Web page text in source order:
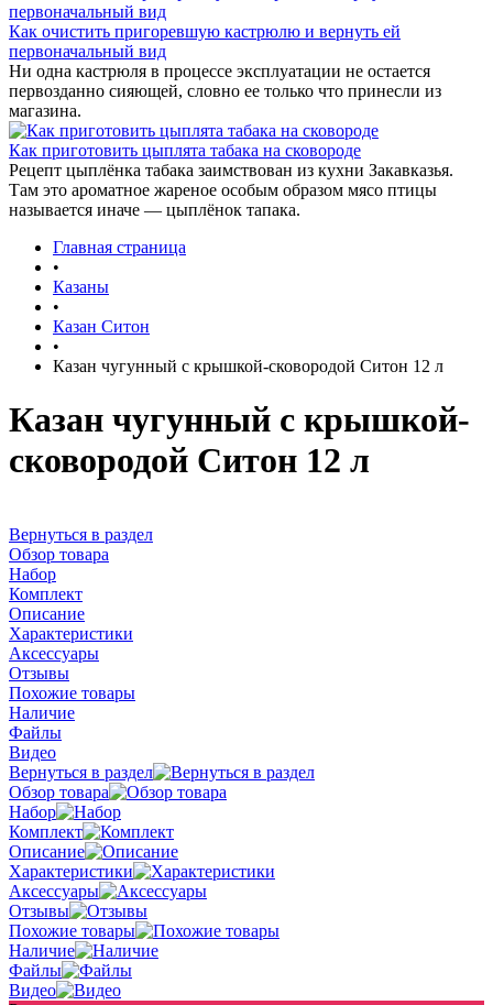
Как очистить пригоревшую кастрюлю и вернуть ей
первоначальный вид
Ни одна кастрюля в процессе эксплуатации не остается
первозданно сияющей, словно ее только что принесли из
магазина.
Как приготовить цыплята табака на сковороде
Рецепт цыплёнка табака заимствован из кухни Закавказья.
Там это ароматное жареное особым образом мясо птицы
называется иначе — цыплёнок тапака.
Главная страница
•
Казаны
•
Казан Ситон
•
Казан чугунный с крышкой-сковородой Ситон 12 л
Казан чугунный с крышкой-
сковородой Ситон 12 л
Вернуться в раздел
Обзор товара
Набор
Комплект
Описание
Характеристики
Аксессуары
Отзывы
Похожие товары
Наличие
Файлы
Видео
Вернуться в раздел
Обзор товара
Набор
Комплект
Описание
Характеристики
Аксессуары
Отзывы
Похожие товары
Наличие
Файлы
Видео